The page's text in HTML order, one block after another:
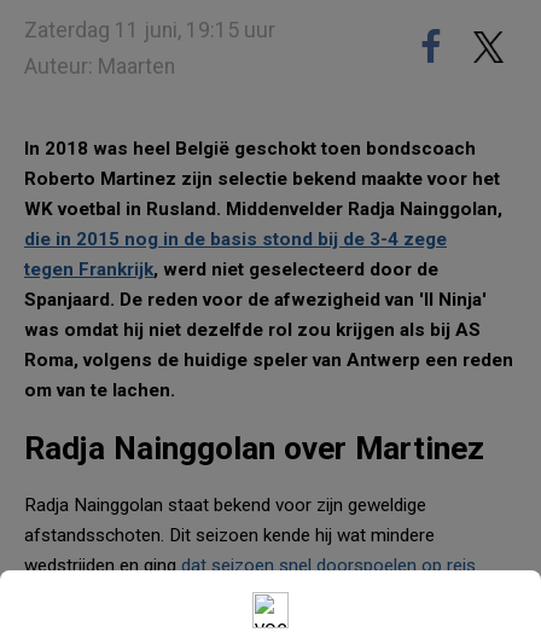
Zaterdag 11 juni, 19:15 uur
Auteur: Maarten
In 2018 was heel België geschokt toen bondscoach
Roberto Martinez zijn selectie bekend maakte voor het
WK voetbal in Rusland. Middenvelder Radja Nainggolan,
die in 2015 nog in de basis stond bij de 3-4 zege
tegen Frankrijk, werd niet geselecteerd door de
Spanjaard. De reden voor de afwezigheid van 'Il Ninja'
was omdat hij niet dezelfde rol zou krijgen als bij AS
Roma, volgens de huidige speler van Antwerp een reden
om van te lachen.
Radja Nainggolan over Martinez
Radja Nainggolan staat bekend voor zijn geweldige
afstandsschoten. Dit seizoen kende hij wat mindere
wedstrijden en gingdat seizoen snel doorspoelen op reis
samen met een speler van KAA Gent.
Radja Nainggolan zijn niet-selectie voor het WK 2018 al lang